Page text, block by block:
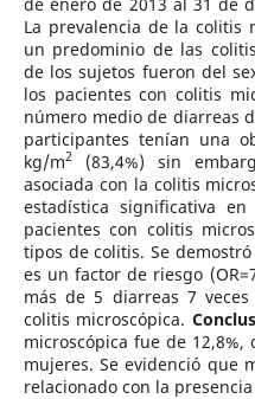
La prevalencia de la colitis
un predominio de las
de los sujetos fueron del
los pacientes con colitis
número medio de diarreas
participantes tenían una
kg/m2(83,4%) sin
asociada con la colitis
estadística significativa
pacientes con colitis
tipos de colitis. Se
es un factor de riesgo
más de 5 diarreas 7
colitis microscópica.
microscópica fue de
mujeres. Se evidenció que
relacionado con la